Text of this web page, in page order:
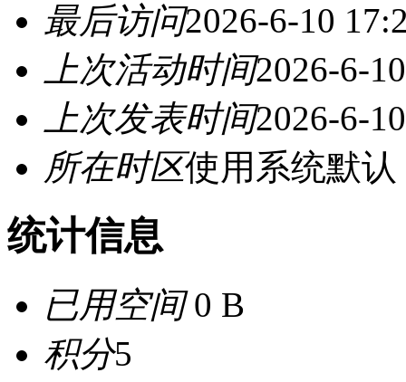
最后访问2026-6-10
上次活动时间2026-6-
上次发表时间2026-6-
所在时区使用系统默认
统计信息
已用空间0 B
积分5